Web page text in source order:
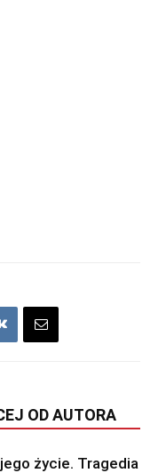
OD AUTORA
życie. Tragedia